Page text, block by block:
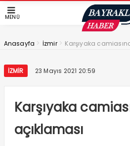
MENÜ
Anasayfa > İzmir > Karşıyaka
İZMIR 23 Mayıs 2021 20:59
Karşıyaka
açıklaması